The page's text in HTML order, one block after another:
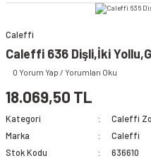
Caleffi
Caleffi 636 Dişli,İki
0 Yorum Yap / Yorumları Oku
18.069,50 TL
Kategori
Caleffi
Marka
Caleffi
Stok Kodu
636610